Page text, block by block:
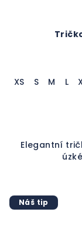
XS
S M L
Elegantní
Náš tip